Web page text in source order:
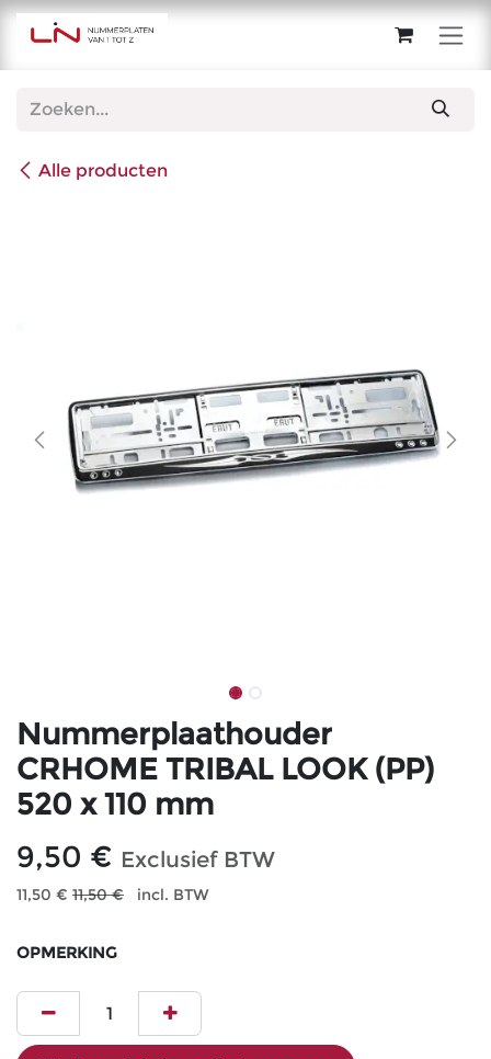
Overslaan naar inhoud
Alle producten
Nummerplaathouder
CRHOME TRIBAL LOOK (PP)
520 x 110 mm
9,50 € Exclusief BTW
11,50 € 11,50€ incl. BTW
OPMERKING